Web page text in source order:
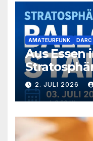
AMATEURFUNK DARC
Aus Essen
2. JULI 2026